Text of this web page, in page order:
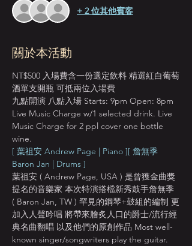
+ 2 位其他賓客
關於本活動
NT$500 入場費含一份選定飲料 精選紅白葡萄
酒單支開瓶 可抵兩位入場費
九點開演 八點入場 Starts: 9pm Open: 8pm
Live Music Charge w/1 selected drink. Live
Music Charge for 2 ppl cover one bottle
wine.
[ 葉祖安 Andrew Page | Piano ][ 詹無季
Baron Jan | Drums ]
葉祖安 ( Andrew Page, USA ) 是曾獲金曲獎
提名的音樂家 本次特演搭檔新秀鼓手詹無季
( Baron Jan, TW ) 罕見的鋼琴+鼓組的編制 更
加入人聲吟唱 將帶來膾炙人口的爵士/流行經
典名曲翻唱 以及他們的原創作品 Most well-
known singer/songwriters play the guitar.